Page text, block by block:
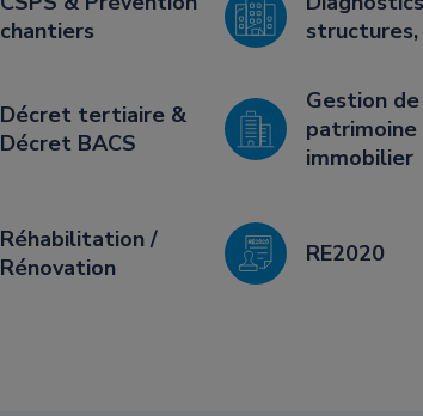
chantiers
Décret tertiaire &
Décret BACS
Gestion de
patrimoine
immobilier
Réhabilitation /
Rénovation
RE2020